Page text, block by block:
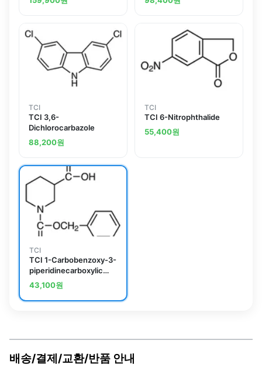
TCI
TCI 3,6-
Dichlorocarbazole
88,200원
TCI
TCI 6-Nitrophthalide
55,400원
TCI
TCI 1-Carbobenzoxy-3-
piperidinecarboxylic
Acid
43,100원
배송/결제/교환/반품 안내